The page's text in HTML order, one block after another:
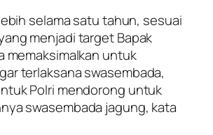
selama satu tahun, sesuai
menjadi target Bapak
memaksimalkan untuk
terlaksana swasembada,
Polri mendorong untuk
swasembada jagung, kata